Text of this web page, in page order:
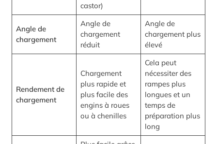
castor)
Angle de
chargement
Angle de
chargement
réduit
Angle de
chargement plus
élevé
Rendement de
chargement
Chargement
plus rapide et
plus facile des
engins à roues
ou à chenilles
Cela peut
nécessiter des
rampes plus
longues et un
temps de
préparation plus
long